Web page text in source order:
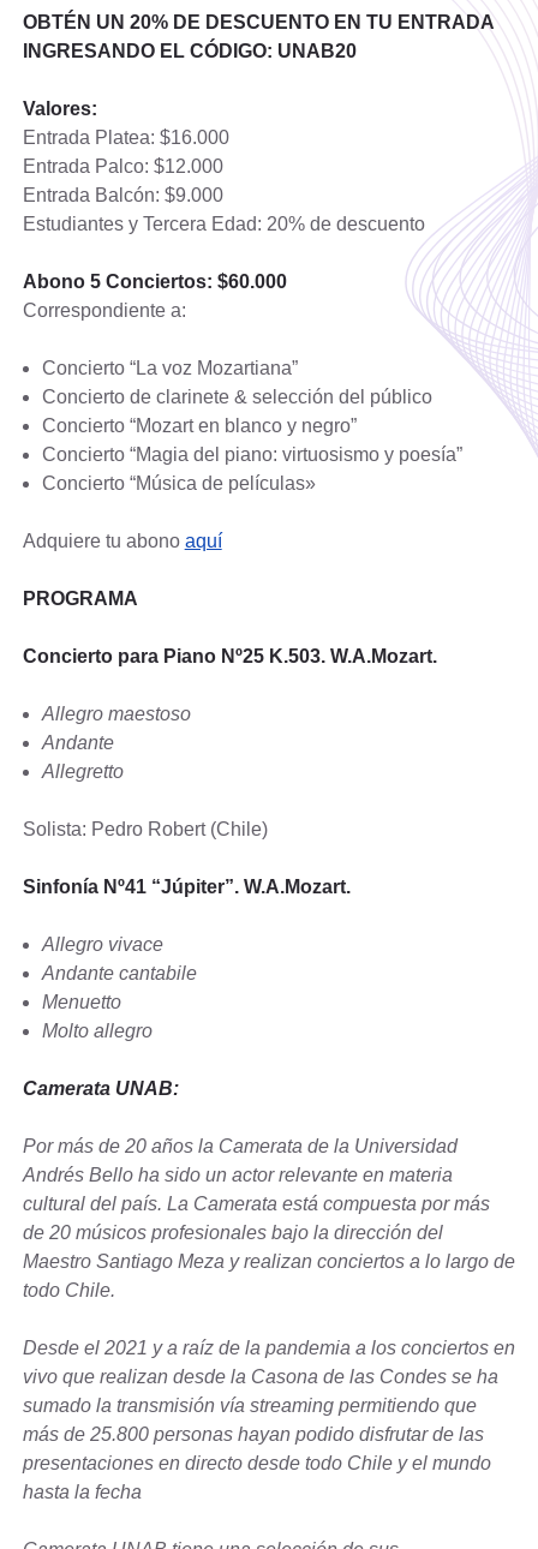
OBTÉN UN 20% DE DESCUENTO EN TU ENTRADA
INGRESANDO EL CÓDIGO: UNAB20
Valores:
Entrada Platea: $16.000
Entrada Palco: $12.000
Entrada Balcón: $9.000
Estudiantes y Tercera Edad: 20% de descuento
Abono 5 Conciertos: $60.000
Correspondiente a:
Concierto “La voz Mozartiana”
Concierto de clarinete & selección del público
Concierto “Mozart en blanco y negro”
Concierto “Magia del piano: virtuosismo y poesía”
Concierto “Música de películas»
Adquiere tu abono aquí
PROGRAMA
Concierto para Piano Nº25 K.503. W.A.Mozart.
Allegro maestoso
Andante
Allegretto
Solista: Pedro Robert (Chile)
Sinfonía Nº41 “Júpiter”. W.A.Mozart.
Allegro vivace
Andante cantabile
Menuetto
Molto allegro
Camerata UNAB:
Por más de 20 años la Camerata de la Universidad
Andrés Bello ha sido un actor relevante en materia
cultural del país. La Camerata está compuesta por más
de 20 músicos profesionales bajo la dirección del
Maestro Santiago Meza y realizan conciertos a lo largo de
todo Chile.
Desde el 2021 y a raíz de la pandemia a los conciertos en
vivo que realizan desde la Casona de las Condes se ha
sumado la transmisión vía streaming permitiendo que
más de 25.800 personas hayan podido disfrutar de las
presentaciones en directo desde todo Chile y el mundo
hasta la fecha